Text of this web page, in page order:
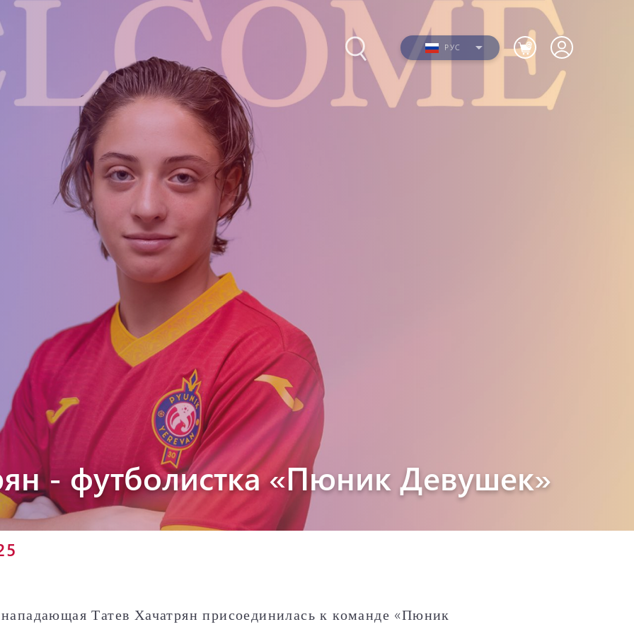
Матчи
Турнирная
Таблица
Структура
академии
Пюник 2009
Пюник 2010
Пюник 2011-1
Пюник 2011-2
Пюник 2012-1
Пюник 2012-2
РУС
- футболистка «Пюник Девушек»
Татев Хачатрян присоединилась к команде «Пюник